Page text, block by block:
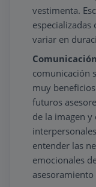
vestimenta.
variar en
comunicación
muy
futuros
de la imagen y
entender las
emocionales